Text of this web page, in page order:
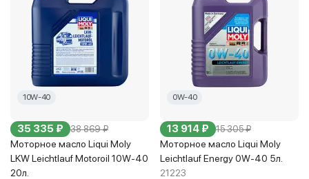
10W-40
35 335 ₽ 38 869 ₽
Моторное масло Liqui Moly
LKW Leichtlauf Motoroil 10W-40
20л.
0W-40
13 914 ₽ 15 305 ₽
Моторное масло Liqui Moly
Leichtlauf Energy 0W-40 5л.
21223